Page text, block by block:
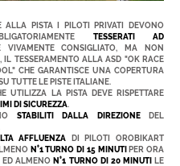
ALLA PISTA I PILOTI PRIVATI DEVONO
TESSERATI AD
CONSIGLIATO, MA NON
IL TESSERAMENTO ALLA ASD "OK RACE
CHE GARANTISCE UNA COPERTURA
TUTTE LE PISTE ITALIANE.
UTILIZZA LA PISTA DEVE RISPETTARE
DI SICUREZZA.
STABILITI DALLA DIREZIONEDEL
AFFLUENZA DI PILOTI OROBIKART
N°1 TURNO DI 15 MINUTI
PER ORA
ED ALMENO N°1 TURNO DI 20 MINUTI
LE